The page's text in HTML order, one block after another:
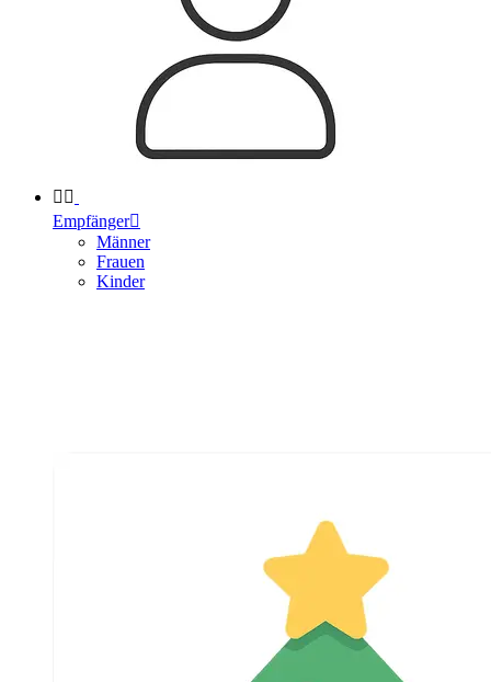
 
Empfänger
Männer
Frauen
Kinder